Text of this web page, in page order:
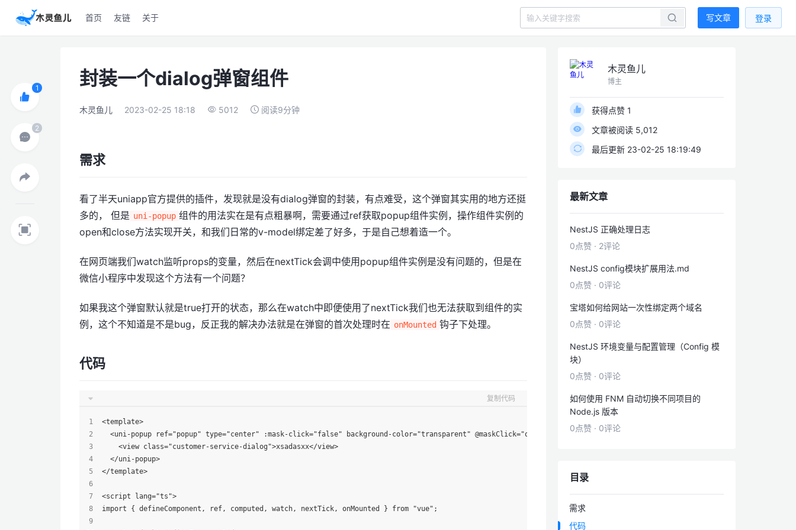
首页 友链 关于 写文章 登录
封装一个dialog弹窗组件
木灵鱼儿 2023-02-25 18:18 5012 阅读9分钟
需求
看了半天uniapp官方提供的插件，发现就是没有dialog弹窗的封装，有点难受，这个弹窗其实用的地方还挺
多的， 但是 uni-popup 组件的用法实在是有点粗暴啊，需要通过ref获取popup组件实例，操作组件实例的
open和close方法实现开关，和我们日常的v-model绑定差了好多，于是自己想着造一个。
在网页端我们watch监听props的变量，然后在nextTick会调中使用popup组件实例是没有问题的，但是在
微信小程序中发现这个方法有一个问题？
如果我这个弹窗默认就是true打开的状态，那么在watch中即便使用了nextTick我们也无法获取到组件的实
例，这个不知道是不是bug，反正我的解决办法就是在弹窗的首次处理时在 onMounted 钩子下处理。
代码
复制代码
<template>
  <uni-popup ref="popup" type="center" :mask-click="false" background-color="transparent" @maskClick="onMaskClick">
    <view class="customer-service-dialog">xsadasxx</view>
  </uni-popup>
</template>
<script lang="ts">
import { defineComponent, ref, computed, watch, nextTick, onMounted } from "vue";
木灵鱼儿
博主
获得点赞 1
文章被阅读 5,012
最后更新 23-02-25 18:19:49
最新文章
NestJS 正确处理日志
0点赞 · 2评论
NestJS config模块扩展用法.md
0点赞 · 0评论
宝塔如何给网站一次性绑定两个域名
0点赞 · 0评论
NestJS 环境变量与配置管理（Config 模
块）
0点赞 · 0评论
如何使用 FNM 自动切换不同项目的
Node.js 版本
0点赞 · 0评论
目录
需求
代码